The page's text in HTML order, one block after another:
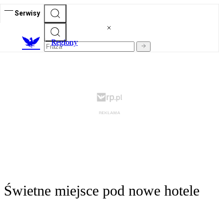
Serwisy
Regiony
Świetne miejsce pod nowe hotele